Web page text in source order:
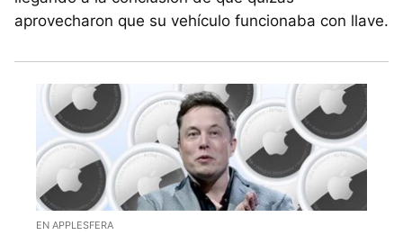
aprovecharon que su vehículo funcionaba con llave.
EN APPLESFERA